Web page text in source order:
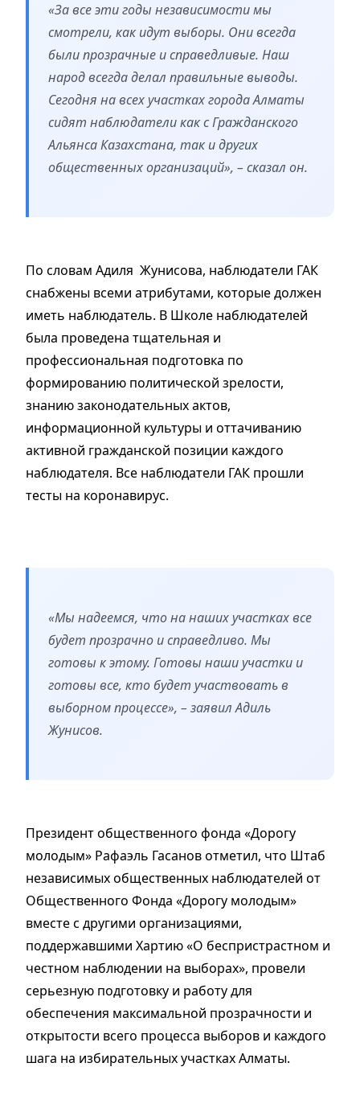
«За все эти годы независимости мы
смотрели, как идут выборы. Они всегда
были прозрачные и справедливые. Наш
народ всегда делал правильные выводы.
Сегодня на всех участках города Алматы
сидят наблюдатели как с Гражданского
Альянса Казахстана, так и других
общественных организаций», – сказал он.
По словам Адиля Жунисова, наблюдатели ГАК
снабжены всеми атрибутами, которые должен
иметь наблюдатель. В Школе наблюдателей
была проведена тщательная и
профессиональная подготовка по
формированию политической зрелости,
знанию законодательных актов,
информационной культуры и оттачиванию
активной гражданской позиции каждого
наблюдателя. Все наблюдатели ГАК прошли
тесты на коронавирус.
«Мы надеемся, что на наших участках все
будет прозрачно и справедливо. Мы
готовы к этому. Готовы наши участки и
готовы все, кто будет участвовать в
выборном процессе», – заявил Адиль
Жунисов.
Президент общественного фонда «Дорогу
молодым» Рафаэль Гасанов отметил, что Штаб
независимых общественных наблюдателей от
Общественного Фонда «Дорогу молодым»
вместе с другими организациями,
поддержавшими Хартию «О беспристрастном и
честном наблюдении на выборах», провели
серьезную подготовку и работу для
обеспечения максимальной прозрачности и
открытости всего процесса выборов и каждого
шага на избирательных участках Алматы.